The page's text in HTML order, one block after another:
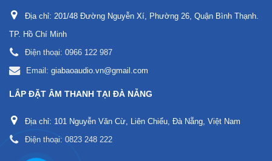
Địa chỉ: 201/48 Đường Nguyễn Xí, Phường 26, Quận Bình Thạnh.
TP. Hồ Chí Minh
Điện thoại: 0966 122 987
Email: giabaoaudio.vn@gmail.com
LẮP ĐẶT ÂM THANH TẠI ĐÀ NẴNG
Địa chỉ: 101 Nguyễn Văn Cừ, Liên Chiểu, Đà Nẵng, Việt Nam
Điện thoại: 0823 248 222